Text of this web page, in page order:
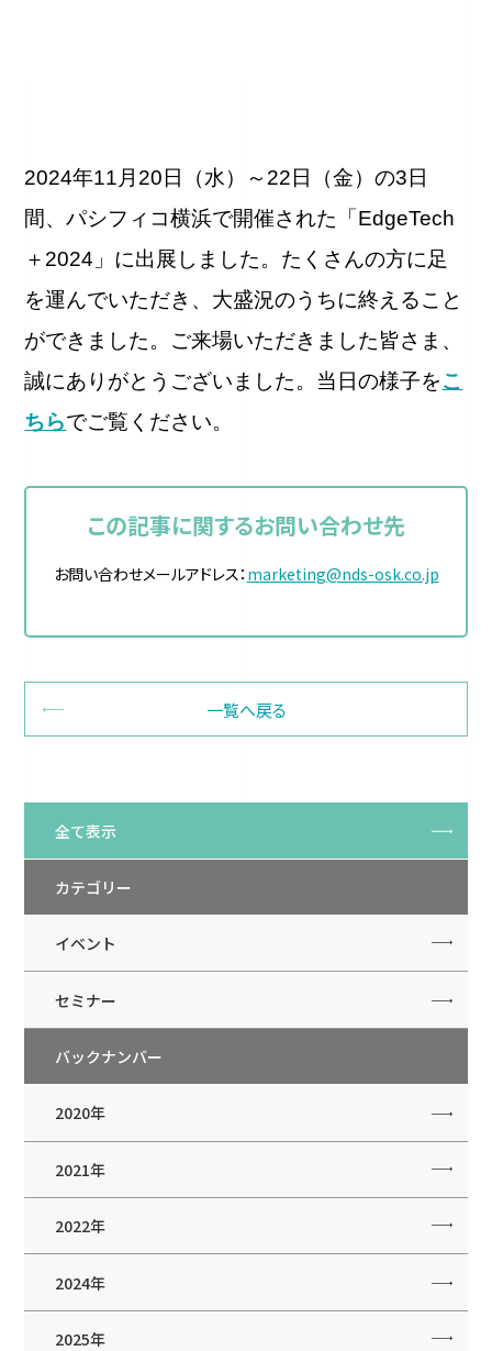
2024年11月20日（水）～22日（金）の3日
間、パシフィコ横浜で開催された「EdgeTech
＋2024」に出展しました。たくさんの方に足
を運んでいただき、大盛況のうちに終えること
ができました。ご来場いただきました皆さま、
誠にありがとうございました。当日の様子をこ
ちらでご覧ください。
この記事に関するお問い合わせ先
お問い合わせメールアドレス： marketing@nds-osk.co.jp
一覧へ戻る
全て表示
カテゴリー
イベント
セミナー
バックナンバー
2020年
2021年
2022年
2024年
2025年